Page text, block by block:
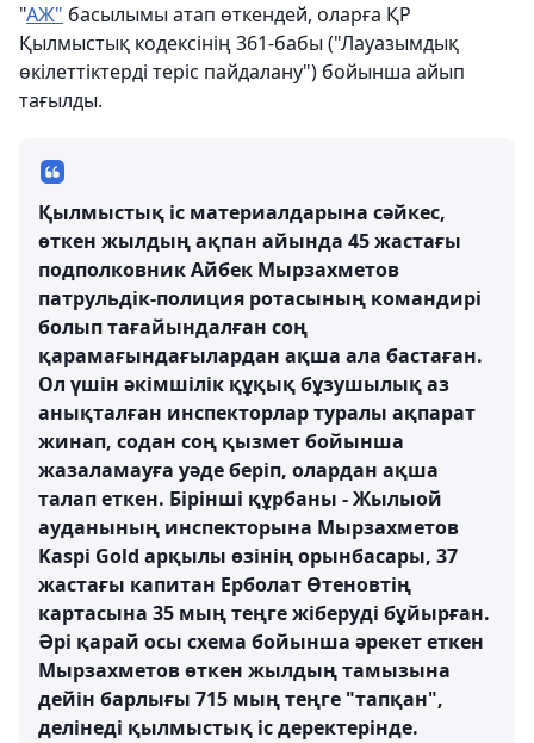
"AЖ" басылымы атап өткендей, оларға ҚР
Қылмыстық кодексінің 361-бабы ("Лауазымдық
өкілеттіктерді теріс пайдалану") бойынша айып
тағылды.
Қылмыстық іс материалдарына сәйкес,
өткен жылдың ақпан айында 45 жастағы
подполковник Айбек Мырзахметов
патрульдік-полиция ротасының командирі
болып тағайындалған соң
қарамағындағылардан ақша ала бастаған.
Ол үшін әкімшілік құқық бұзушылық аз
анықталған инспекторлар туралы ақпарат
жинап, содан соң қызмет бойынша
жазаламауға уәде беріп, олардан ақша
талап еткен. Бірінші құрбаны - Жылыой
ауданының инспекторына Мырзахметов
Kaspi Gold арқылы өзінің орынбасары, 37
жастағы капитан Ерболат Өтеновтің
картасына 35 мың теңге жіберуді бұйырған.
Әрі қарай осы схема бойынша әрекет еткен
Мырзахметов өткен жылдың тамызына
дейін барлығы 715 мың теңге "тапқан",
делінеді қылмыстық іс деректерінде.